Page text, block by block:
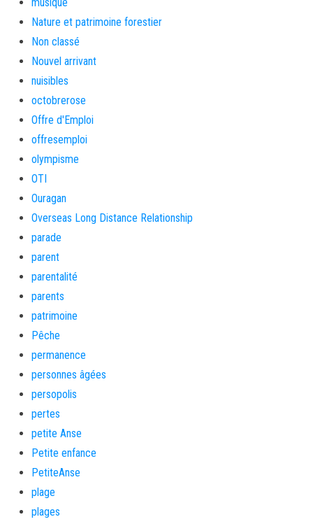
Nature et patrimoine forestier
Non classé
Nouvel arrivant
nuisibles
octobrerose
Offre d'Emploi
offresemploi
olympisme
OTI
Ouragan
Overseas Long Distance Relationship
parade
parent
parentalité
parents
patrimoine
Pêche
permanence
personnes âgées
persopolis
pertes
petite Anse
Petite enfance
PetiteAnse
plage
plages